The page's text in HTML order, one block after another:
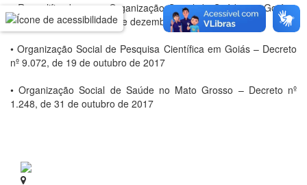
• Requalificada como Organização Social de Saúde em Goiás -
Decreto nº 8.501, de 11 de dezembro de 2015
• Organização Social de Pesquisa Científica em Goiás – Decreto
nº 9.072, de 19 de outubro de 2017
• Organização Social de Saúde no Mato Grosso – Decreto nº
1.248, de 31 de outubro de 2017